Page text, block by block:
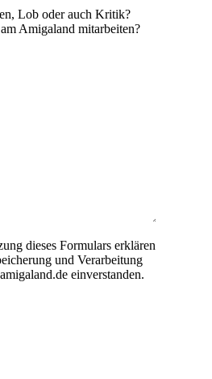
Lob oder auch Kritik?
Amigaland mitarbeiten?
dieses Formulars erklären
und Verarbeitung
einverstanden.